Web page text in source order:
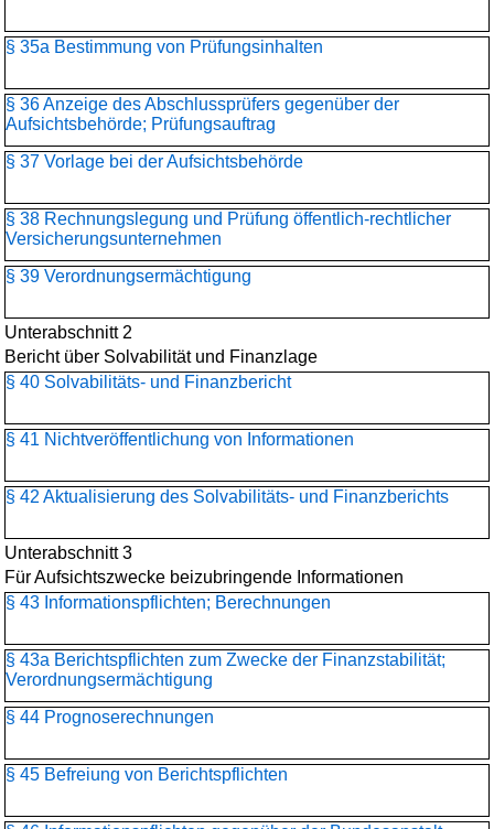
§ 35a Bestimmung von Prüfungsinhalten
§ 36 Anzeige des Abschlussprüfers gegenüber der
Aufsichtsbehörde; Prüfungsauftrag
§ 37 Vorlage bei der Aufsichtsbehörde
§ 38 Rechnungslegung und Prüfung öffentlich-rechtlicher
Versicherungsunternehmen
§ 39 Verordnungsermächtigung
Unterabschnitt 2
Bericht über Solvabilität und Finanzlage
§ 40 Solvabilitäts- und Finanzbericht
§ 41 Nichtveröffentlichung von Informationen
§ 42 Aktualisierung des Solvabilitäts- und Finanzberichts
Unterabschnitt 3
Für Aufsichtszwecke beizubringende Informationen
§ 43 Informationspflichten; Berechnungen
§ 43a Berichtspflichten zum Zwecke der Finanzstabilität;
Verordnungsermächtigung
§ 44 Prognoserechnungen
§ 45 Befreiung von Berichtspflichten